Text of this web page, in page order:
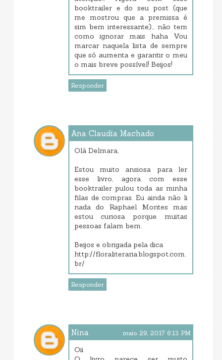
booktrailer e do seu post (que
me mostrou que a premissa é
sim bem interessante)... não tem
como ignorar mais haha Vou
marcar naquela lista de sempre
que só aumenta e garantir o meu
o mais breve possível! Beijos!
Responder
Ana Claudia Machado
Olá Delmara,
Estou muito ansiosa para ler
esse livro, agora com esse
booktrailer pulou toda as minha
filas de compras. Eu ainda não li
nada do Raphael Montes mas
estou curiosa porque muitas
pessoas falam bem.
Beijos e obrigada pela dica
http://floraliteraria.blogspot.com.
br/
Responder
Nina maio 29, 2017 6:13 PM
Oii